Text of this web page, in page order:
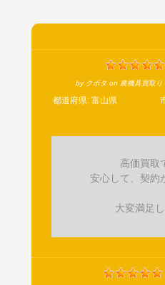
by クボタ on 農機具買取
都道府県: 富山県
高価買取
安心して、契約
大変満足し